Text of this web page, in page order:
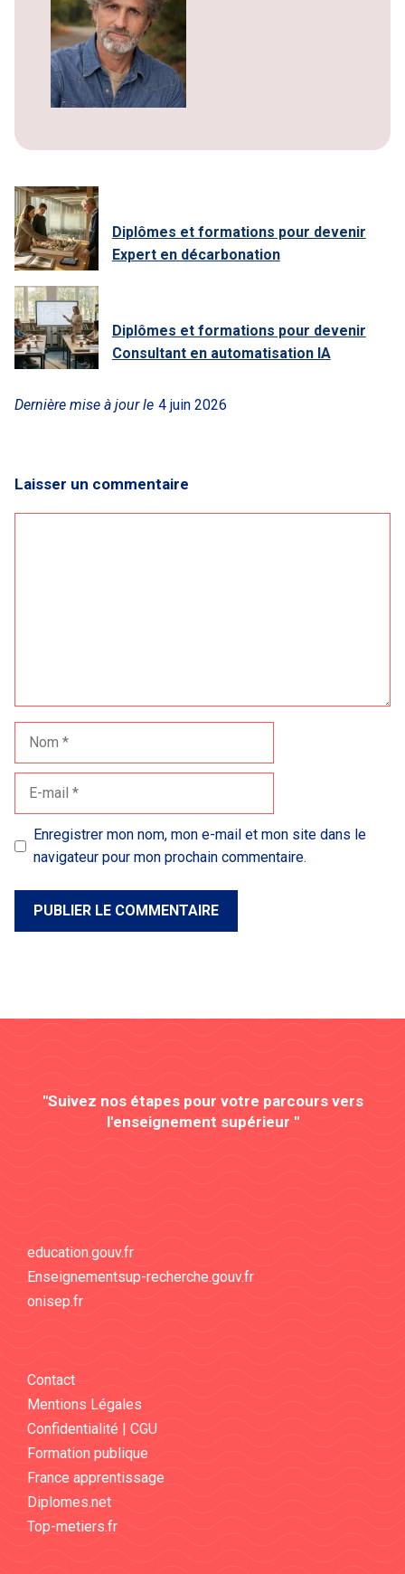
Diplômes et formations pour devenir
Expert en décarbonation
Diplômes et formations pour devenir
Consultant en automatisation IA
Dernière mise à jour le 4 juin 2026
Laisser un commentaire
Nom
Enregistrer mon nom, mon e-mail et mon site dans le
navigateur pour mon prochain commentaire.
"Suivez nos étapes pour votre parcours vers
l'enseignement supérieur "
education.gouv.fr
Enseignementsup-recherche.gouv.fr
onisep.fr
Contact
Mentions Légales
Confidentialité | CGU
Formation publique
France apprentissage
Diplomes.net
Top-metiers.fr